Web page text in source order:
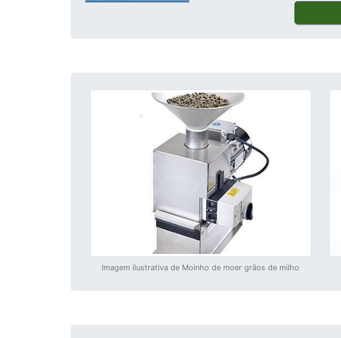
Imagem ilustrativa de Moinho de moer grãos de milho